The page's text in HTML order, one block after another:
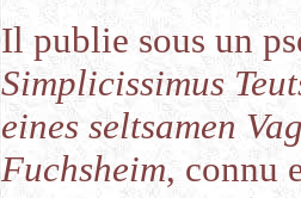
Il publie sous un
Simplicissimus
eines seltsamen
Fuchsheim, connu